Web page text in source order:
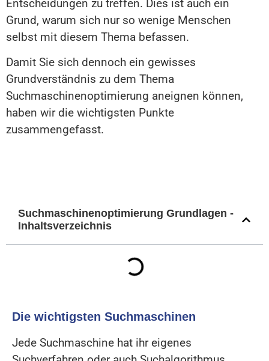
Entscheidungen zu treffen. Dies ist auch ein
Grund, warum sich nur so wenige Menschen
selbst mit diesem Thema befassen.
Damit Sie sich dennoch ein gewisses
Grundverständnis zu dem Thema
Suchmaschinenoptimierung aneignen können,
haben wir die wichtigsten Punkte
zusammengefasst.
Suchmaschinenoptimierung Grundlagen -
Inhaltsverzeichnis
Die wichtigsten Suchmaschinen
Jede Suchmaschine hat ihr eigenes